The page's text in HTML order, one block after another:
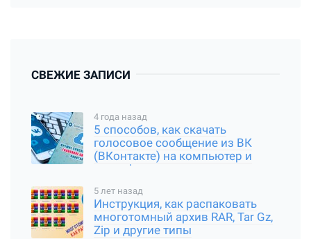
СВЕЖИЕ ЗАПИСИ
4 года назад
5 способов, как скачать
голосовое сообщение из ВК
(ВКонтакте) на компьютер и
смартфон
5 лет назад
Инструкция, как распаковать
многотомный архив RAR, Tar Gz,
Zip и другие типы